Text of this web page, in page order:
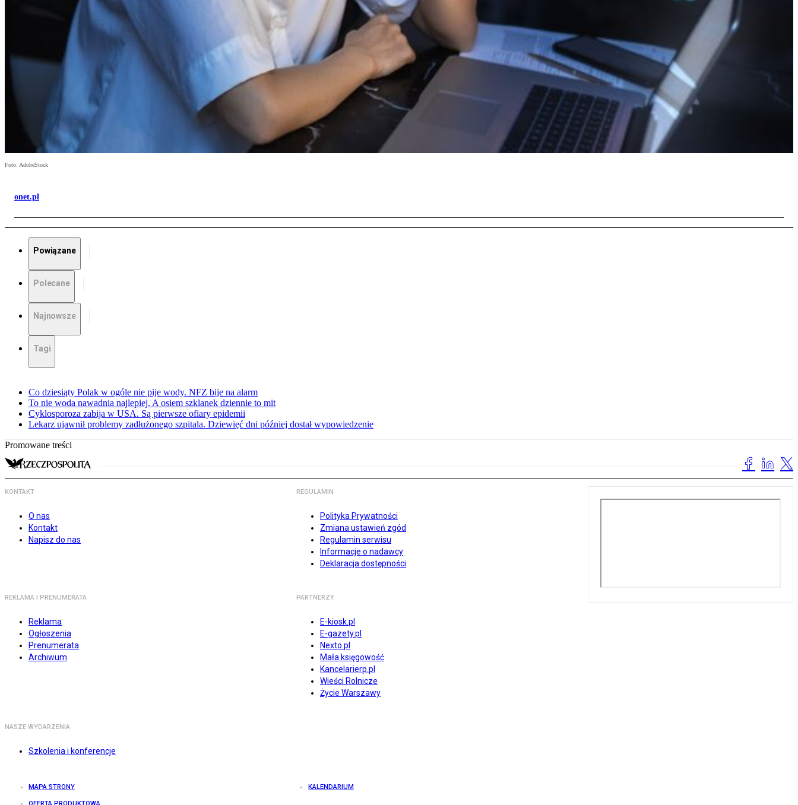
Foto: AdobeStock
onet.pl
Powiązane
Polecane
Najnowsze
Tagi
Co dziesiąty Polak w ogóle nie pije wody. NFZ bije na alarm
To nie woda nawadnia najlepiej. A osiem szklanek dziennie to mit
Cyklosporoza zabija w USA. Są pierwsze ofiary epidemii
Lekarz ujawnił problemy zadłużonego szpitala. Dziewięć dni później dostał wypowiedzenie
Promowane treści
KONTAKT
O nas
Kontakt
Napisz do nas
REGULAMIN
Polityka Prywatności
Zmiana ustawień zgód
Regulamin serwisu
Informacje o nadawcy
Deklaracja dostępności
REKLAMA I PRENUMERATA
Reklama
Ogłoszenia
Prenumerata
Archiwum
PARTNERZY
E-kiosk.pl
E-gazety.pl
Nexto.pl
Mała księgowość
Kancelarierp.pl
Wieści Rolnicze
Życie Warszawy
NASZE WYDARZENIA
Szkolenia i konferencje
MAPA STRONY KALENDARIUM